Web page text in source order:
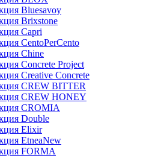
Bluesavoy
Brixstone
Capri
CentoPerCento
Chine
Concrete Project
Creative Concrete
CREW BITTER
CREW HONEY
CROMIA
Double
Elixir
EtneaNew
FORMA